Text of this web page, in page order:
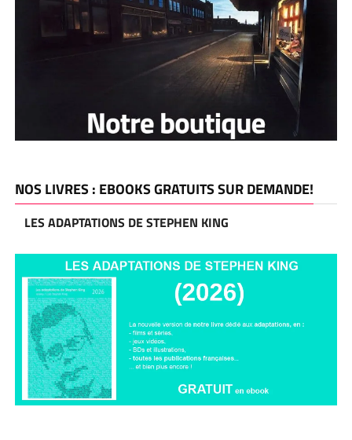
NOS LIVRES : EBOOKS GRATUITS SUR DEMANDE!
LES ADAPTATIONS DE STEPHEN KING